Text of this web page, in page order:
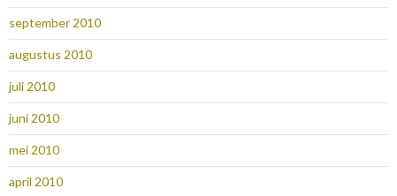
september 2010
augustus 2010
juli 2010
juni 2010
mei 2010
april 2010